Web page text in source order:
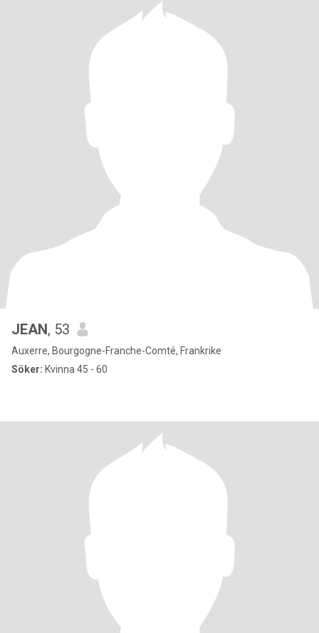
JEAN, 53
Auxerre, Bourgogne-Franche-Comté, Frankrike
Söker: Kvinna 45 - 60